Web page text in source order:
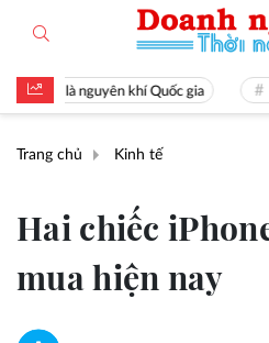
tài là nguyên khí Quốc gia Tết
Trang chủ Kinh tế
Hai chiếc
mua hiện nay